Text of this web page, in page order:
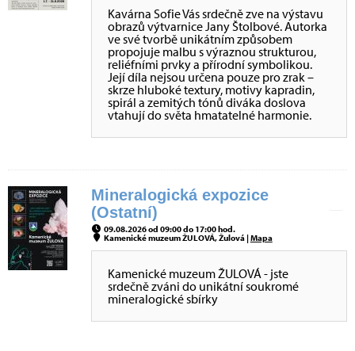
Kavárna Sofie Vás srdečně zve na výstavu
obrazů výtvarnice Jany Štolbové. Autorka
ve své tvorbě unikátním způsobem
propojuje malbu s výraznou strukturou,
reliéfními prvky a přírodní symbolikou.
Její díla nejsou určena pouze pro zrak –
skrze hluboké textury, motivy kapradin,
spirál a zemitých tónů diváka doslova
vtahují do světa hmatatelné harmonie.
Mineralogická expozice
(Ostatní)
09.08.2026 od 09:00 do 17:00 hod.
Kamenické muzeum ŽULOVÁ, Žulová |Mapa
Kamenické muzeum ŽULOVÁ - jste
srdečně zváni do unikátní soukromé
mineralogické sbírky